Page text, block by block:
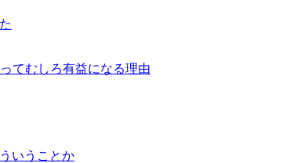
てむしろ有益になる理由
いうことか